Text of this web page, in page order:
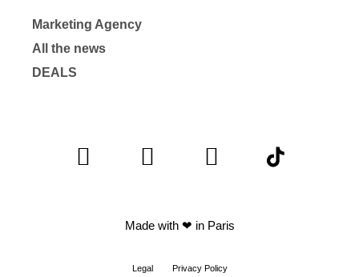
Marketing Agency
All the news
DEALS
Made with ❤ in Paris
Legal Privacy Policy